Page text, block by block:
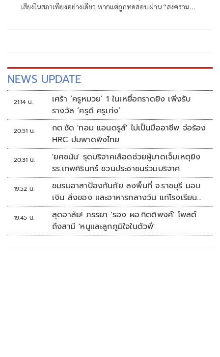
เสียงในสภาเพียงอย่างเดียว หากแต่ถูกทดสอบผ่าน “สงคราม
NEWS UPDATE
21:14 น.
เศร้า ‘ครูหมวย’ 1 ในเหยื่อกราดยิง เพิ่งรับ
รางวัล ‘ครูดี ครูเก่ง’
20:51 น.
กต.ซัด 'ทอม แอนดรูส์' ไม่เป็นมืออาชีพ จ่อร้อง
HRC ปมพาดพิงไทย
20:31 น.
'ยศชนัน' รุดบริจาคเลือดช่วยผู้บาดเจ็บเหตุยิง
รร.เทพศิรินทร์ ชวนประชาชนร่วมบริจาค
19:52 น.
ชมรมอาสาป้องกันภัย ลงพื้นที่ จ.ราชบุรี มอบ
เงิน สิ่งของ และอาหารกลางวัน แก่โรงเรียน
บ้านหนองน้ำใส
19:45 น.
สุดอาลัย! ภรรยา 'รอง ผอ.กิตติพงศ์' โพสต์
ถึงสามี 'หนูและลูกภูมิใจในตัวพี่'